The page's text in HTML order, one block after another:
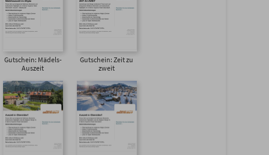
Gutschein: Mädels-
Auszeit
Gutschein: Zeit zu
zweit